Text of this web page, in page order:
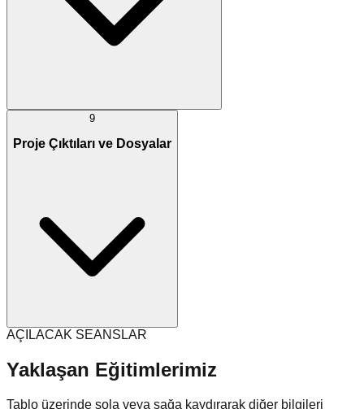
9
Proje Çıktıları ve Dosyalar
AÇILACAK SEANSLAR
Yaklaşan Eğitimlerimiz
Tablo üzerinde sola veya sağa kaydırarak diğer bilgileri